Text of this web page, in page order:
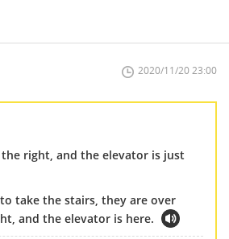
2020/11/20 23:00
right, and the elevator is just
take the stairs, they are over
and the elevator is here.